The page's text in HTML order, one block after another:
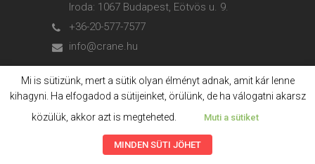
Iroda: 1067 Budapest, Eötvös u. 9.
+36-20-577-7577
info@crane.hu
© 2006. - 2023. Crane International
Mi is sütizünk, mert a sütik olyan élményt adnak, amit kár lenne
kihagyni. Ha elfogadod a sütijeinket, örülünk, de ha válogatni akarsz
közülük, akkor azt is megteheted.
Muti a sütiket
MINDEN SÜTI JÖHET